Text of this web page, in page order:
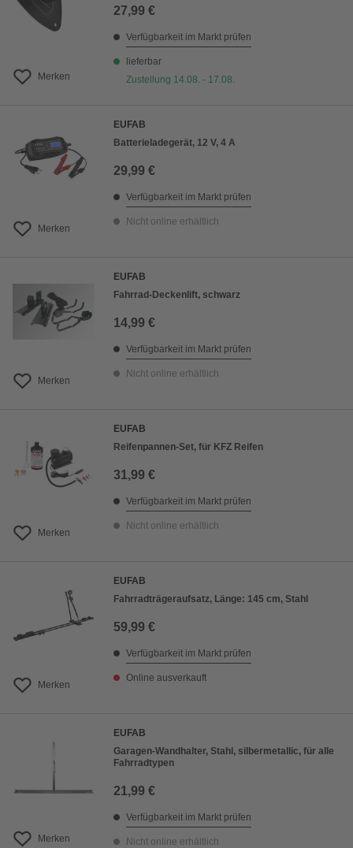
Merken
27,99 €
Verfügbarkeit im Markt prüfen
lieferbar
Zustellung 14.08. - 17.08.
Merken
EUFAB
Batterieladegerät, 12 V, 4 A
29,99 €
Verfügbarkeit im Markt prüfen
Nicht online erhältlich
Merken
EUFAB
Fahrrad-Deckenlift, schwarz
14,99 €
Verfügbarkeit im Markt prüfen
Nicht online erhältlich
Merken
EUFAB
Reifenpannen-Set, für KFZ Reifen
31,99 €
Verfügbarkeit im Markt prüfen
Nicht online erhältlich
Merken
EUFAB
Fahrradträgeraufsatz, Länge: 145 cm, Stahl
59,99 €
Verfügbarkeit im Markt prüfen
Online ausverkauft
Merken
EUFAB
Garagen-Wandhalter, Stahl, silbermetallic, für alle
Fahrradtypen
21,99 €
Verfügbarkeit im Markt prüfen
Nicht online erhältlich